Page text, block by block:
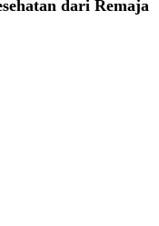
dari Remaja